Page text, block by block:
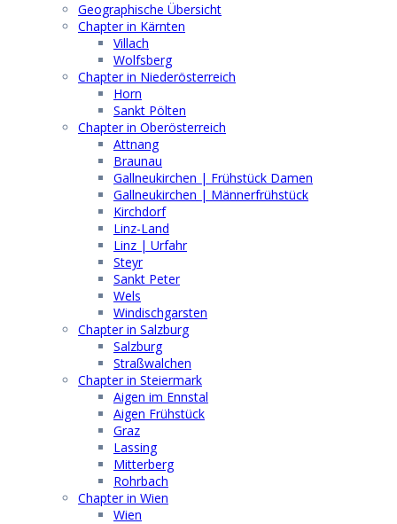
Geographische Übersicht
Chapter in Kärnten
Villach
Wolfsberg
Chapter in Niederösterreich
Horn
Sankt Pölten
Chapter in Oberösterreich
Attnang
Braunau
Gallneukirchen | Frühstück Damen
Gallneukirchen | Männerfrühstück
Kirchdorf
Linz-Land
Linz | Urfahr
Steyr
Sankt Peter
Wels
Windischgarsten
Chapter in Salzburg
Salzburg
Straßwalchen
Chapter in Steiermark
Aigen im Ennstal
Aigen Frühstück
Graz
Lassing
Mitterberg
Rohrbach
Chapter in Wien
Wien